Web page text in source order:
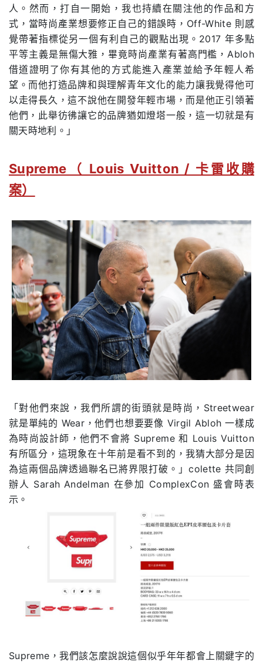
人。然而，打自一開始，我也持續在關注他的作品和方
式，當時尚產業想要修正自己的錯誤時，Off-White 則感
覺帶著指標從另一個有利自己的觀點出現。2017 年多點
平等主義是無傷大雅，畢竟時尚產業有著高門檻，Abloh
借道證明了你有其他的方式能進入產業並給予年輕人希
望。而他打造品牌和與理解青年文化的能力讓我覺得他可
以走得長久，這不說他在開發年輕市場，而是他正引領著
他們，此舉彷彿讓它的品牌猶如燈塔一般，這一切就是有
關天時地利。」
Supreme（ Louis Vuitton / 卡雷收購
案）
「對他們來說，我們所謂的街頭就是時尚，Streetwear
就是單純的 Wear，他們也想要要像 Virgil Abloh 一樣成
為時尚設計師，他們不會將 Supreme 和 Louis Vuitton
有所區分，這現象在十年前是看不到的，我猜大部分是因
為這兩個品牌透過聯名已將界限打破。」colette 共同創
辦人 Sarah Andelman 在參加 ComplexCon 盛會時表
示。
Supreme，我們該怎麼說說這個似乎年年都會上關鍵字的